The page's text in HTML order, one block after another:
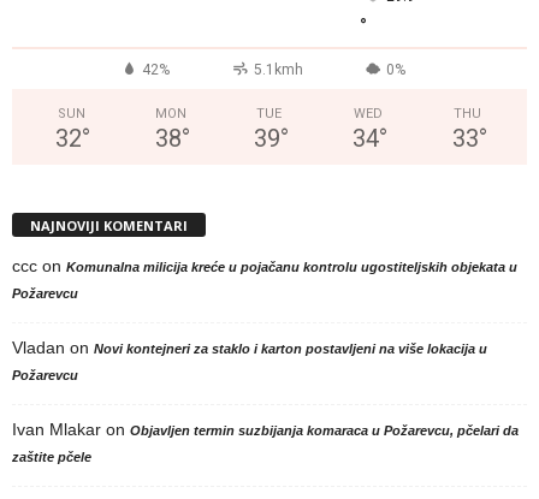
°
42% 5.1kmh 0%
SUN
32°
MON
38°
TUE
39°
WED
34°
THU
33°
NAJNOVIJI KOMENTARI
ccc on Komunalna milicija kreće u pojačanu kontrolu ugostiteljskih objekata u
Požarevcu
Vladan on Novi kontejneri za staklo i karton postavljeni na više lokacija u
Požarevcu
Ivan Mlakar on Objavljen termin suzbijanja komaraca u Požarevcu, pčelari da
zaštite pčele